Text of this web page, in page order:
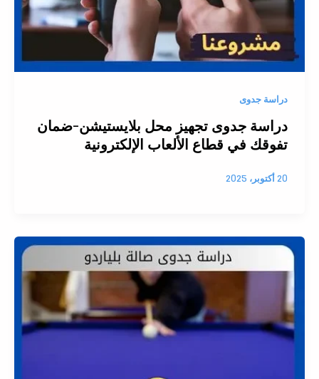
دراسة جدوى
دراسة جدوى تجهيز محل بلايستيشن-ضمان
تفوقك في قطاع الألعاب الإلكترونية
20 أكتوبر، 2025